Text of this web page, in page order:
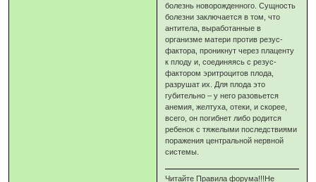
болезнь новорожденного. Сущность
болезни заключается в том, что
антитела, выработанные в
организме матери против резус-
фактора, проникнут через плаценту
к плоду и, соединяясь с резус-
фактором эритроцитов плода,
разрушат их. Для плода это
губительно – у него разовьется
анемия, желтуха, отеки, и скорее,
всего, он погибнет либо родится
ребенок с тяжелыми последствиями
поражения центральной нервной
системы.
Читайте Правила форума!!!Не